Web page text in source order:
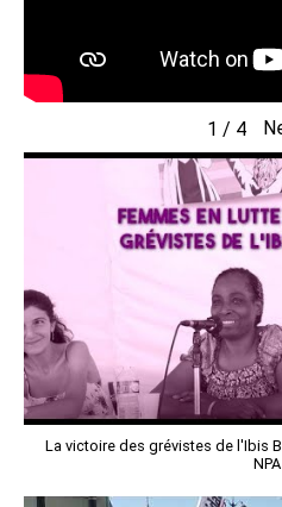
1 / 4
La victoire des grévistes de l'Ibis
NPA